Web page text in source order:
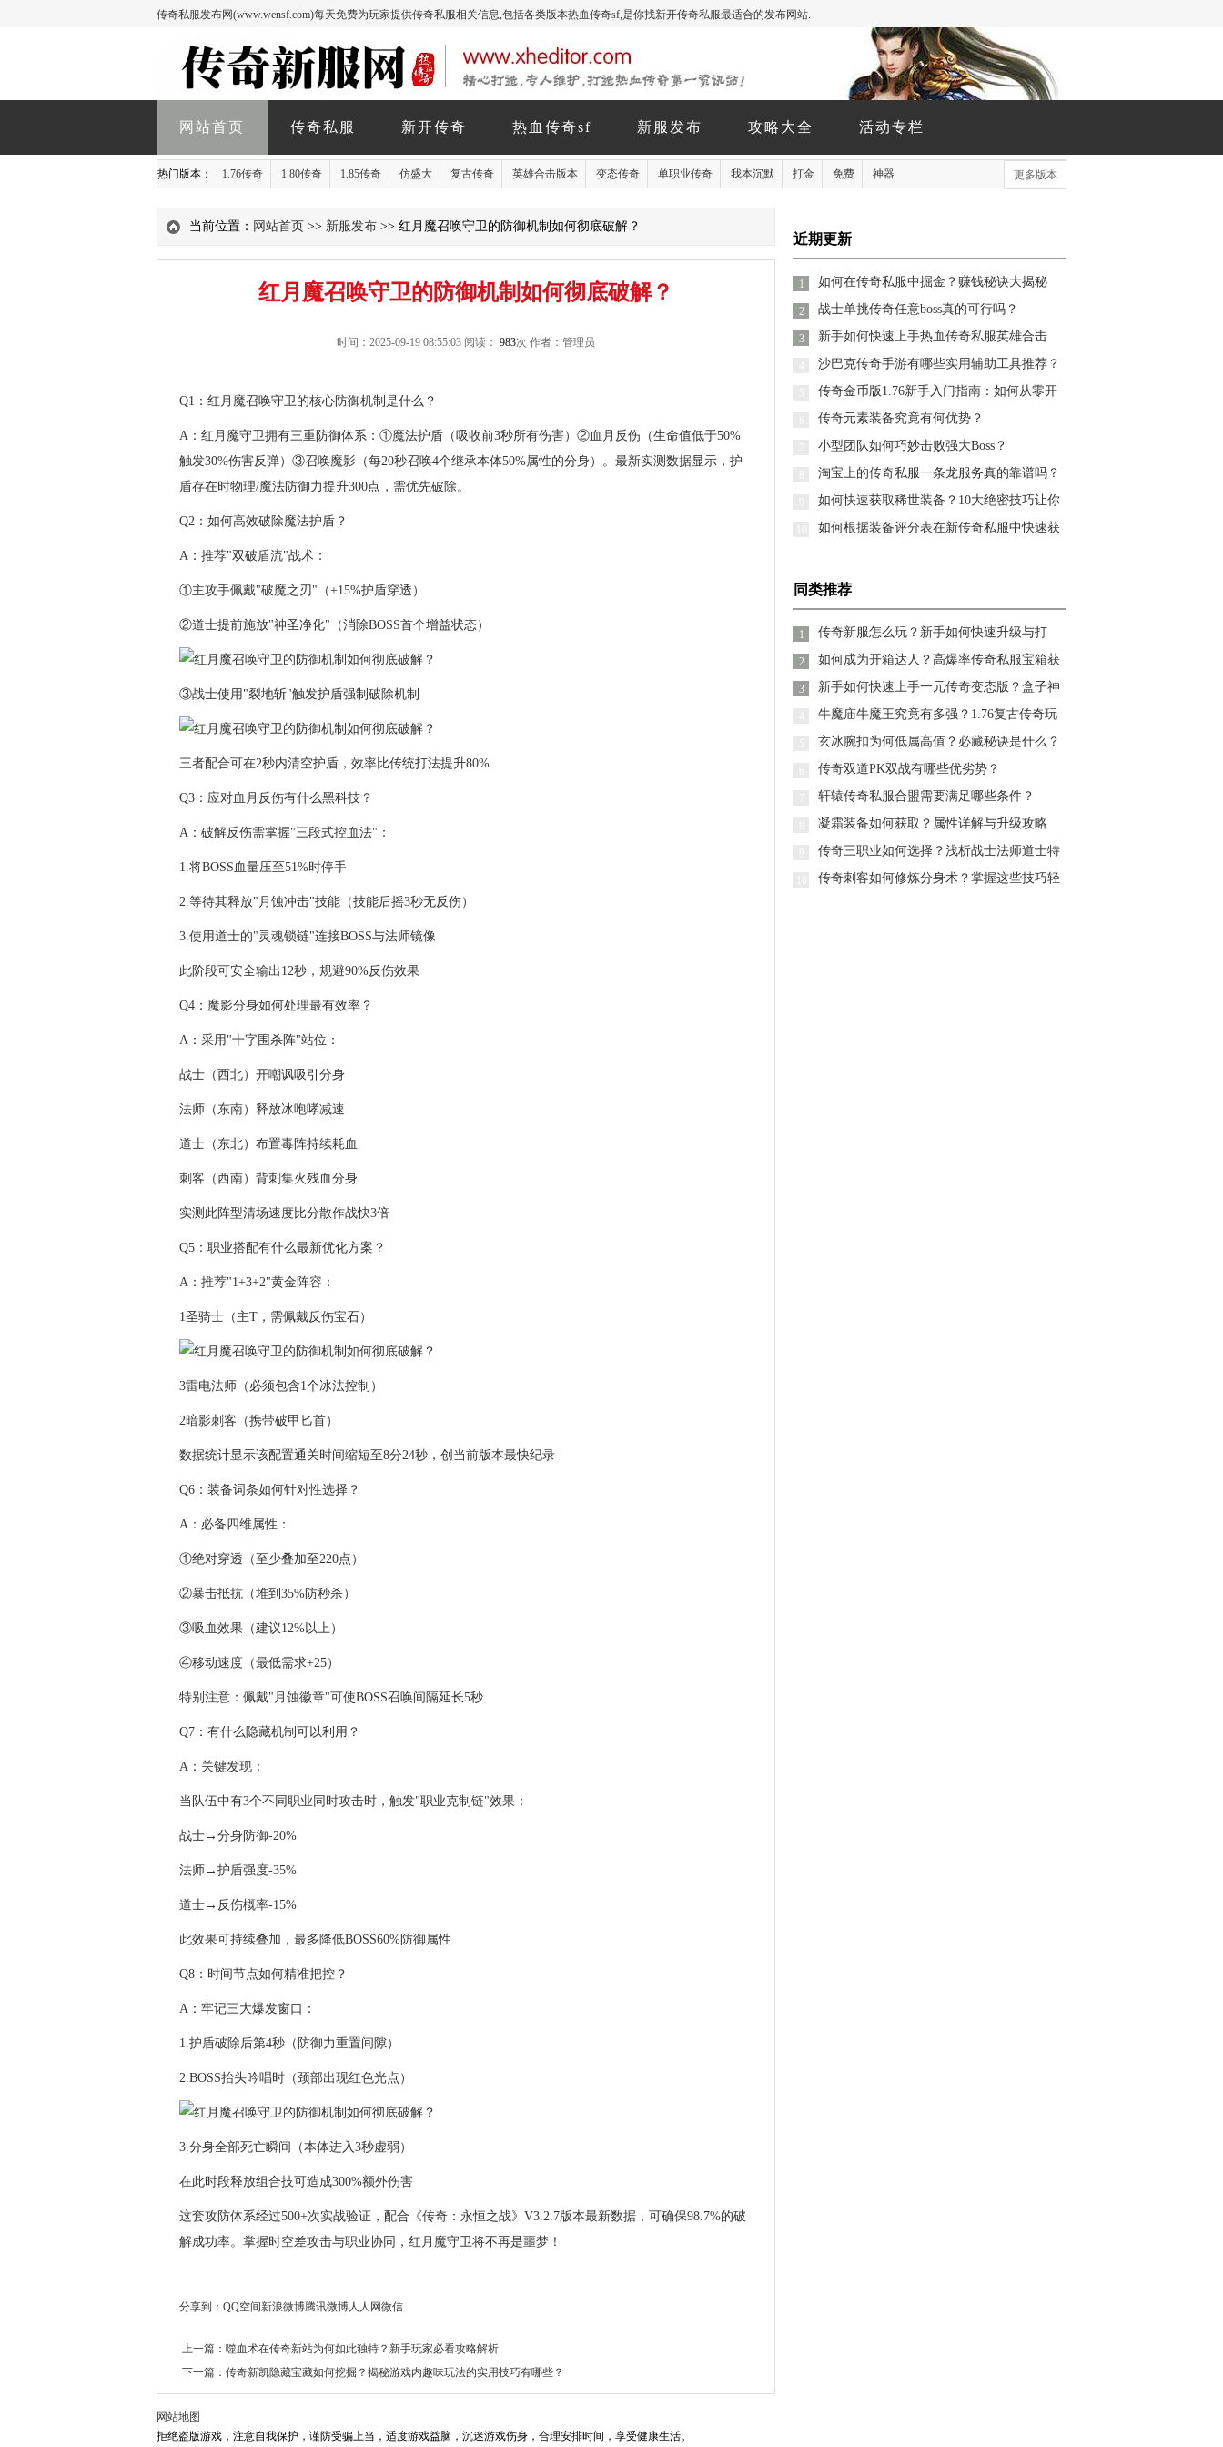
传奇私服发布网(www.wensf.com)每天免费为玩家提供传奇私服相关信息,包括各类版本热血传奇sf,是你找新开传奇私服最适合的发布网站.
网站首页 传奇私服 新开传奇 热血传奇sf 新服发布 攻略大全 活动专栏
热门版本： 1.76传奇 1.80传奇 1.85传奇 仿盛大 复古传奇 英雄合击版本 变态传奇 单职业传奇 我本沉默 打金 免费 神器 更多版本
当前位置： 网站首页 >> 新服发布 >> 红月魔召唤守卫的防御机制如何彻底破解？
红月魔召唤守卫的防御机制如何彻底破解？
时间：2025-09-19 08:55:03 阅读： 983次 作者：管理员
Q1：红月魔召唤守卫的核心防御机制是什么？
A：红月魔守卫拥有三重防御体系：①魔法护盾（吸收前3秒所有伤害）②血月反伤（生命值低于50%
触发30%伤害反弹）③召唤魔影（每20秒召唤4个继承本体50%属性的分身）。最新实测数据显示，护
盾存在时物理/魔法防御力提升300点，需优先破除。
Q2：如何高效破除魔法护盾？
A：推荐"双破盾流"战术：
①主攻手佩戴"破魔之刃"（+15%护盾穿透）
②道士提前施放"神圣净化"（消除BOSS首个增益状态）
③战士使用"裂地斩"触发护盾强制破除机制
三者配合可在2秒内清空护盾，效率比传统打法提升80%
Q3：应对血月反伤有什么黑科技？
A：破解反伤需掌握"三段式控血法"：
1.将BOSS血量压至51%时停手
2.等待其释放"月蚀冲击"技能（技能后摇3秒无反伤）
3.使用道士的"灵魂锁链"连接BOSS与法师镜像
此阶段可安全输出12秒，规避90%反伤效果
Q4：魔影分身如何处理最有效率？
A：采用"十字围杀阵"站位：
战士（西北）开嘲讽吸引分身
法师（东南）释放冰咆哮减速
道士（东北）布置毒阵持续耗血
刺客（西南）背刺集火残血分身
实测此阵型清场速度比分散作战快3倍
Q5：职业搭配有什么最新优化方案？
A：推荐"1+3+2"黄金阵容：
1圣骑士（主T，需佩戴反伤宝石）
3雷电法师（必须包含1个冰法控制）
2暗影刺客（携带破甲匕首）
数据统计显示该配置通关时间缩短至8分24秒，创当前版本最快纪录
Q6：装备词条如何针对性选择？
A：必备四维属性：
①绝对穿透（至少叠加至220点）
②暴击抵抗（堆到35%防秒杀）
③吸血效果（建议12%以上）
④移动速度（最低需求+25）
特别注意：佩戴"月蚀徽章"可使BOSS召唤间隔延长5秒
Q7：有什么隐藏机制可以利用？
A：关键发现：
当队伍中有3个不同职业同时攻击时，触发"职业克制链"效果：
战士→分身防御-20%
法师→护盾强度-35%
道士→反伤概率-15%
此效果可持续叠加，最多降低BOSS60%防御属性
Q8：时间节点如何精准把控？
A：牢记三大爆发窗口：
1.护盾破除后第4秒（防御力重置间隙）
2.BOSS抬头吟唱时（颈部出现红色光点）
3.分身全部死亡瞬间（本体进入3秒虚弱）
在此时段释放组合技可造成300%额外伤害
这套攻防体系经过500+次实战验证，配合《传奇：永恒之战》V3.2.7版本最新数据，可确保98.7%的破
解成功率。掌握时空差攻击与职业协同，红月魔守卫将不再是噩梦！
分享到： QQ空间新浪微博腾讯微博人人网微信
上一篇： 噬血术在传奇新站为何如此独特？新手玩家必看攻略解析
下一篇： 传奇新凯隐藏宝藏如何挖掘？揭秘游戏内趣味玩法的实用技巧有哪些？
近期更新
1 如何在传奇私服中掘金？赚钱秘诀大揭秘
2 战士单挑传奇任意boss真的可行吗？
3
新手如何快速上手热血传奇私服英雄合击
版？叱咤沙场纵横天下的秘诀是什么？
沙巴克传奇手游有哪些实用辅助工具推荐？
传奇金币版1.76新手入门指南：如何从零开
始快速上手？
传奇元素装备究竟有何优势？
小型团队如何巧妙击败强大Boss？
淘宝上的传奇私服一条龙服务真的靠谱吗？
新手如何避坑？
如何快速获取稀世装备？10大绝密技巧让你
称霸传奇私服
如何根据装备评分表在新传奇私服中快速获
同类推荐
1
传奇新服怎么玩？新手如何快速升级与打
BOSS？
2
如何成为开箱达人？高爆率传奇私服宝箱获
取终极指南
3
新手如何快速上手一元传奇变态版？盒子神
器怎么用？
牛魔庙牛魔王究竟有多强？1.76复古传奇玩
家必看攻略
玄冰腕扣为何低属高值？必藏秘诀是什么？
传奇双道PK双战有哪些优劣势？
轩辕传奇私服合盟需要满足哪些条件？
凝霜装备如何获取？属性详解与升级攻略
传奇三职业如何选择？浅析战士法师道士特
点与玩法？
传奇刺客如何修炼分身术？掌握这些技巧轻
网站地图
拒绝盗版游戏，注意自我保护，谨防受骗上当，适度游戏益脑，沉迷游戏伤身，合理安排时间，享受健康生活。